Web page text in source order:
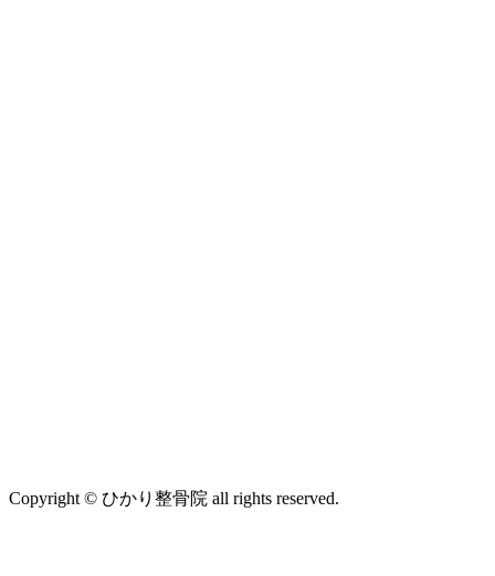
Copyright © ひかり整骨院 all rights reserved.